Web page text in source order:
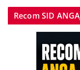
Recom SID